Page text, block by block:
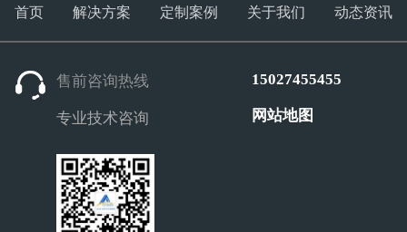
首页 解决方案 定制案例 关于我们 动态资讯
售前咨询热线
专业技术咨询
15027455455
网站地图